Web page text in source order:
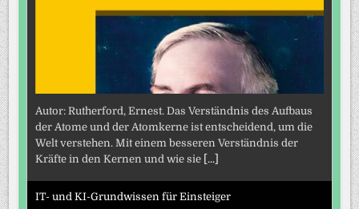
Autor: Rutherford, Ernest. Das Verständnis des Aufbaus
der Atome und der Atomkerne ist entscheidend, um die
Welt verstehen. Mit einem besseren Verständnis der
Kräfte in den Kernen und wie sie [...]
IT- und KI-Grundwissen für Einsteiger